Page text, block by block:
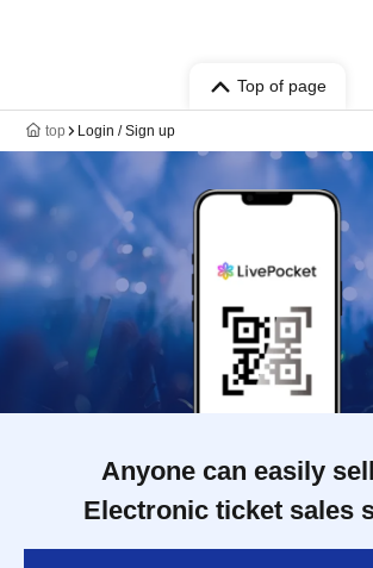
Top of page
top Login / Sign up
Anyone can easily
Electronic ticket sales